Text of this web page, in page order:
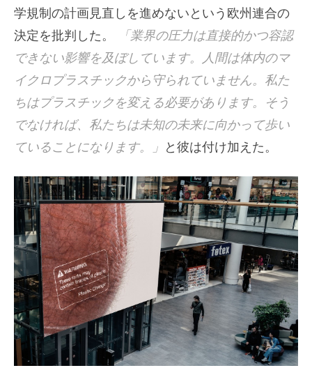
学規制の計画見直しを進めないという欧州連合の
決定を批判した。
「業界の圧力は直接的かつ容認
できない影響を及ぼしています。人間は体内のマ
イクロプラスチックから守られていません。私た
ちはプラスチックを変える必要があります。そう
でなければ、私たちは未知の未来に向かって歩い
ていることになります。」 と彼は付け加えた。